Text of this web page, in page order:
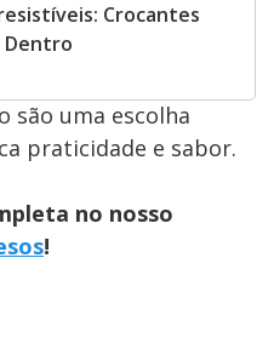
Crocantes
Dentro
são uma escolha
praticidade e sabor.
no nosso
!